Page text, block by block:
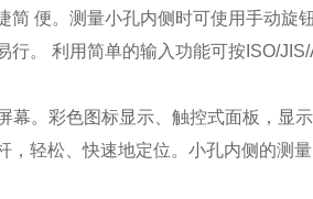
便。测量小孔内侧时可使用手动旋
行。 利用简单的输入功能可按ISO/
幕。彩色图标显示、触控式面板，显
，轻松、快速地定位。小孔内侧的测